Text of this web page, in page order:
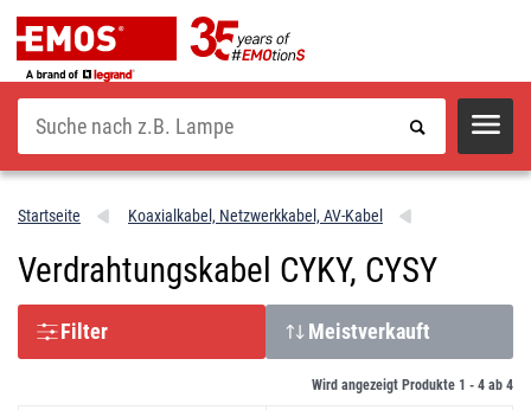
Suche
Startseite Koaxialkabel, Netzwerkkabel, AV-Kabel
Verdrahtungskabel CYKY, CYSY
Filter Meistverkauft
Wird angezeigt Produkte 1 - 4 ab 4